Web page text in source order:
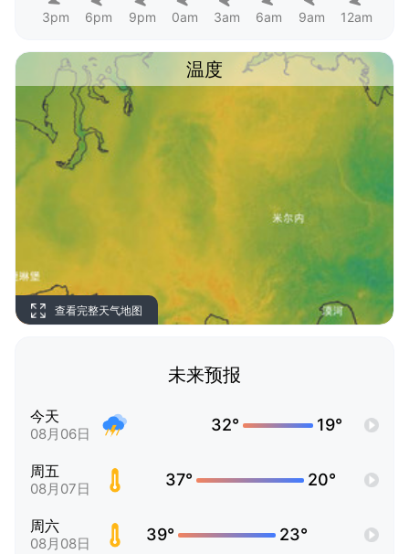
3pm 6pm 9pm 0am 3am 6am 9am 12am
温度
查看完整天气地图
未来预报
今天
08月06日 32° 19°
周五
08月07日 37° 20°
周六
08月08日 39° 23°